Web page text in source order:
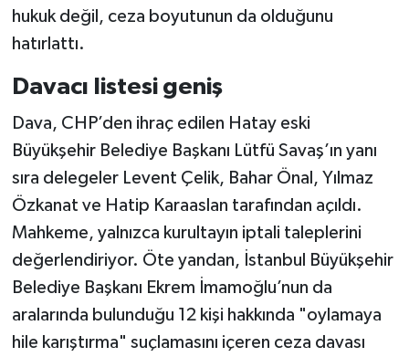
hukuk değil, ceza boyutunun da olduğunu
hatırlattı.
Davacı listesi geniş
Dava, CHP’den ihraç edilen Hatay eski
Büyükşehir Belediye Başkanı Lütfü Savaş’ın yanı
sıra delegeler Levent Çelik, Bahar Önal, Yılmaz
Özkanat ve Hatip Karaaslan tarafından açıldı.
Mahkeme, yalnızca kurultayın iptali taleplerini
değerlendiriyor. Öte yandan, İstanbul Büyükşehir
Belediye Başkanı Ekrem İmamoğlu’nun da
aralarında bulunduğu 12 kişi hakkında "oylamaya
hile karıştırma" suçlamasını içeren ceza davası